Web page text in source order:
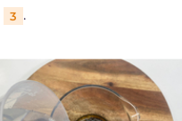
3 .